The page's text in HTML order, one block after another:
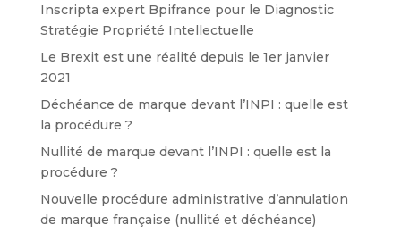
Inscripta expert Bpifrance pour le Diagnostic
Stratégie Propriété Intellectuelle
Le Brexit est une réalité depuis le 1er janvier
2021
Déchéance de marque devant l’INPI : quelle est
la procédure ?
Nullité de marque devant l’INPI : quelle est la
procédure ?
Nouvelle procédure administrative d’annulation
de marque française (nullité et déchéance)